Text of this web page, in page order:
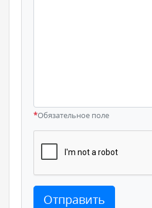
*Обязательное поле
Отправить